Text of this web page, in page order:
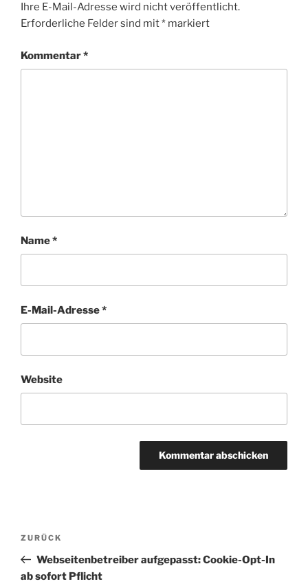
Ihre E-Mail-Adresse wird nicht veröffentlicht.
Erforderliche Felder sind mit* markiert
Kommentar*
Name*
E-Mail-Adresse*
Website
Beitragsnavigation
Vorheriger
Beitrag
ZURÜCK
Webseitenbetreiber aufgepasst: Cookie-Opt-In
ab sofort Pflicht